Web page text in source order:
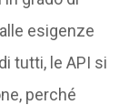
esigenze
tutti, le API si
perché